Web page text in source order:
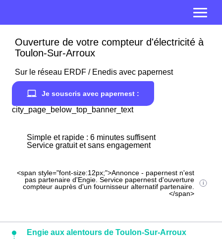
Ouverture de votre compteur d'électricité à
Toulon-Sur-Arroux
Sur le réseau ERDF / Enedis avec papernest
Je souscris avec papernest :
city_page_below_top_banner_text
Simple et rapide : 6 minutes suffisent
Service gratuit et sans engagement
<span style="font-size:12px;">Annonce - papernest n'est
pas partenaire d'Engie. Service papernest d'ouverture
compteur auprès d'un fournisseur alternatif partenaire.
</span>
Engie aux alentours de Toulon-Sur-Arroux